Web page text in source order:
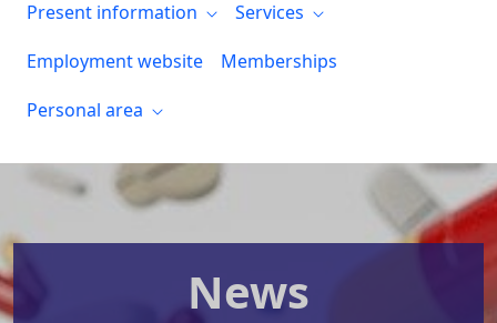
Present information
Services
Employment website
Memberships
Personal area
News